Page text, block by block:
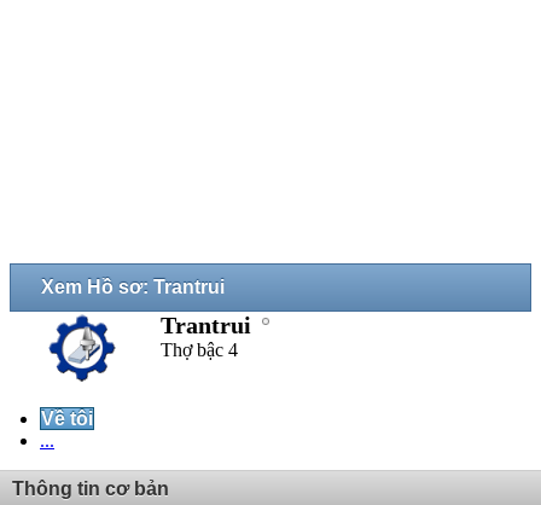
Xem Hồ sơ: Trantrui
Trantrui
Thợ bậc 4
Về tôi
...
Thông tin cơ bản